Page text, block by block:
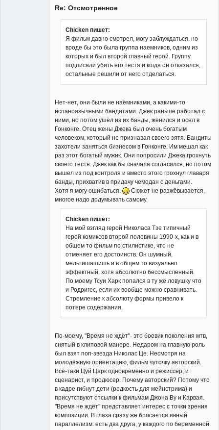
Re: Отсмотренное
Chicken пишет:
Я фильм давно смотрел, могу заблуждаться, но
вроде бы это была группа наемников, одним из
которых и был второй главный герой. Группу
подписали убить его тестя и когда он отказался,
остальные решили от него отделаться.
Нет-нет, они были не наёмниками, а какими-то
испаноязычными бандитами. Джек раньше работал с
ними, но потом ушёл из их банды, женился и осел в
Гонконге. Отец жены Джека был очень богатым
человеком, который не признавал своего зятя. Бандиты
захотели заняться бизнесом в Гонконге. Им мешал как
раз этот богатый мужик. Они попросили Джека грохнуть
своего тестя. Джек как бы сначала согласился, но потом
вышел из под контроля и вместо этого грохнул главаря
банды, прихватив в придачу чемодан с деньгами.
Хотя я могу ошибаться.
Сюжет не разжёвывается,
многое надо додумывать самому.
Chicken пишет:
На мой взгляд герой Николаса Тзе типичный
герой комиксов второй половины 1990-х, как и в
общем то фильм по стилистике, что не
отменяет его достоинств. Он шумный,
мельтишашишь и в общем то визуально
эффектный, хотя абсолютно бессмысленный.
По моему Тсуи Харк попался в ту же ловушку что
и Родригес, если их вообще можно сравнивать.
Стремление к абсолюту формы привело к
потере содержания.
По-моему, "Время не ждёт"- это боевик поколения мтв,
снятый в клиповой манере. Недаром на главную роль
был взят поп-звезда Николас Це. Несмотря на
молодёжную ориентацию, фильм чуточку авторский.
Всё-таки Цуй Царк одновременно и режиссёр, и
сценарист, и продюсер. Почему авторский? Потому что
в кадре гибнут дети (редкость для мейнстрима) и
присутствуют отсылки к фильмам Джона Ву и Карвая.
"Время не ждёт" представляет интерес с точки зрения
композиции. В глаза сразу же бросается явный
параллелизм: есть два друга, у каждого по беременной